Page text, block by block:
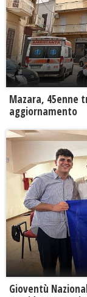
Mazara, 45enne
aggiornamento
Gioventù